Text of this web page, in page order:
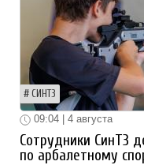
СИНТЗ
09:04 | 4 августа
Сотрудники СинТЗ
по арбалетному